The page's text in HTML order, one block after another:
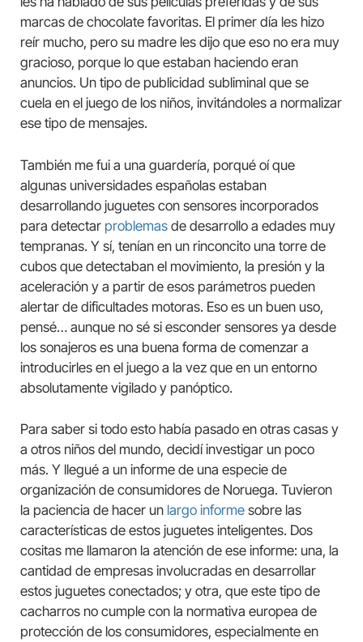
marcas de chocolate favoritas. El primer día les hizo
reír mucho, pero su madre les dijo que eso no era muy
gracioso, porque lo que estaban haciendo eran
anuncios. Un tipo de publicidad subliminal que se
cuela en el juego de los niños, invitándoles a normalizar
ese tipo de mensajes.
También me fui a una guardería, porqué oí que
algunas universidades españolas estaban
desarrollando juguetes con sensores incorporados
para detectar problemas de desarrollo a edades muy
tempranas. Y sí, tenían en un rinconcito una torre de
cubos que detectaban el movimiento, la presión y la
aceleración y a partir de esos parámetros pueden
alertar de dificultades motoras. Eso es un buen uso,
pensé… aunque no sé si esconder sensores ya desde
los sonajeros es una buena forma de comenzar a
introducirles en el juego a la vez que en un entorno
absolutamente vigilado y panóptico.
Para saber si todo esto había pasado en otras casas y
a otros niños del mundo, decidí investigar un poco
más. Y llegué a un informe de una especie de
organización de consumidores de Noruega. Tuvieron
la paciencia de hacer un largo informe sobre las
características de estos juguetes inteligentes. Dos
cositas me llamaron la atención de ese informe: una, la
cantidad de empresas involucradas en desarrollar
estos juguetes conectados; y otra, que este tipo de
cacharros no cumple con la normativa europea de
protección de los consumidores, especialmente en